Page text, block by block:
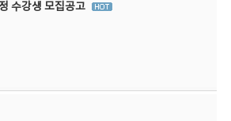
수강생 모집공고